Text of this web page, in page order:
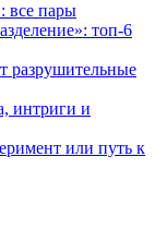
все пары
топ-6
разрушительные
интриги и
или путь к